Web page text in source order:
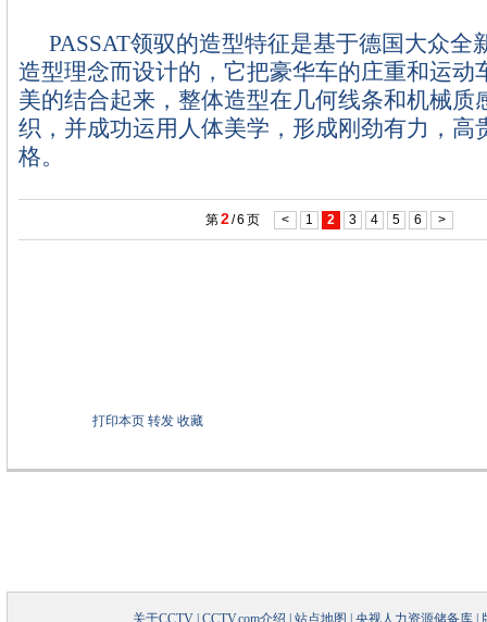
PASSAT领驭的造型特征是基于德国大众全
造型理念而设计的，它把豪华车的庄重和运动
美的结合起来，整体造型在几何线条和机械质
织，并成功运用人体美学，形成刚劲有力，高
格。
第2/6 页 < 1 2 3 4 5 6 >
打印本页 转发 收藏
关于CCTV CCTV.com介绍 站点地图 央视人力资源储备库